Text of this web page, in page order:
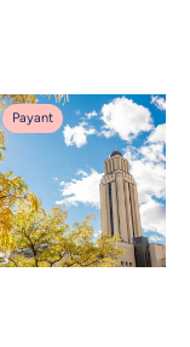
Payant